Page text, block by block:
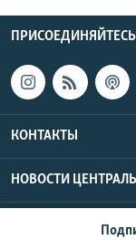
КОНТАКТЫ
НОВОСТИ
CENTRAL